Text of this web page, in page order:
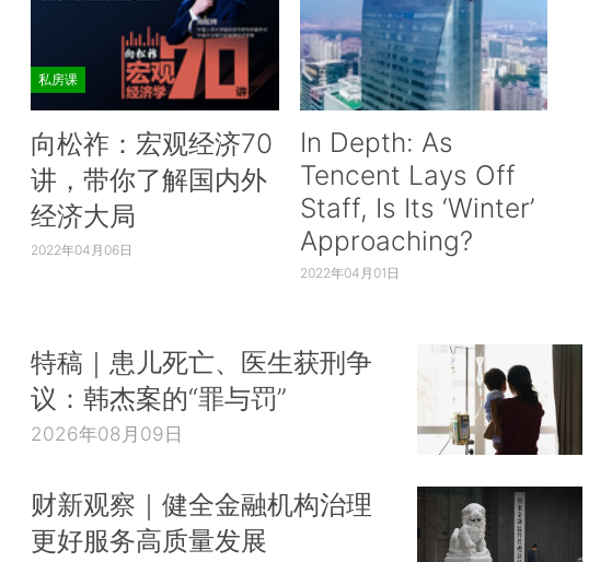
私房课
向松祚：宏观经济70
讲，带你了解国内外
经济大局
2022年04月06日
In Depth: As
Tencent Lays Off
Staff, Is Its ‘Winter’
Approaching?
2022年04月01日
特稿｜患儿死亡、医生获刑争
议：韩杰案的“罪与罚”
2026年08月09日
财新观察｜健全金融机构治理
更好服务高质量发展